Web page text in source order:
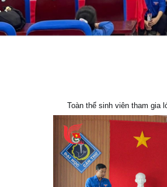
Toàn thể sinh viên tham gia